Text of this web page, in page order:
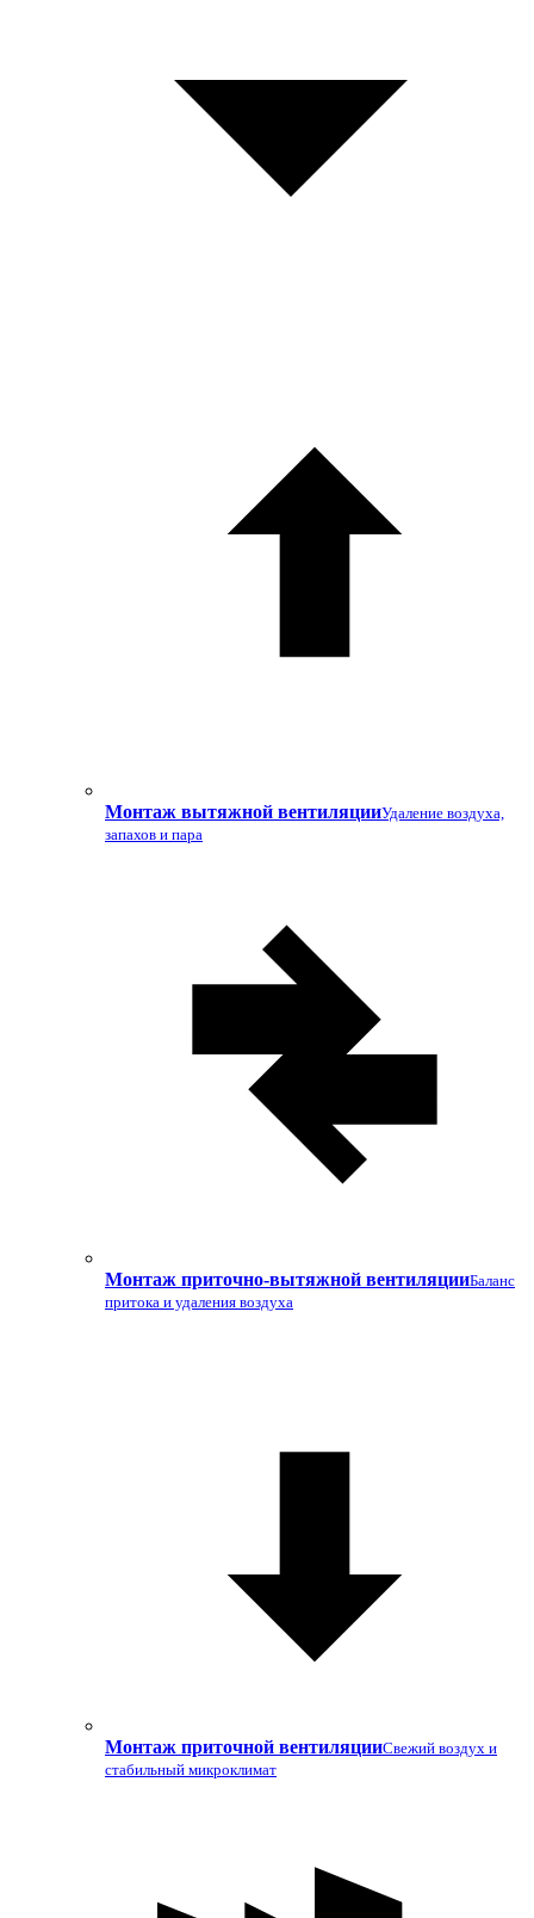
Монтаж вытяжной вентиляцииУдаление воздуха,
запахов и пара
Монтаж приточно-вытяжной вентиляцииБаланс
притока и удаления воздуха
Монтаж приточной вентиляцииСвежий воздух и
стабильный микроклимат